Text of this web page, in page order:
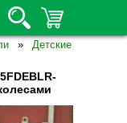
»Детские